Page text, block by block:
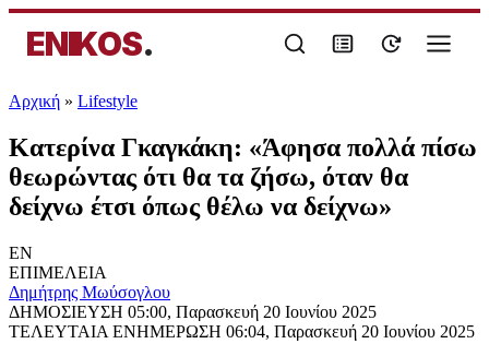
ENIKOS.
Αρχική » Lifestyle
Κατερίνα Γκαγκάκη: «Άφησα πολλά πίσω
θεωρώντας ότι θα τα ζήσω, όταν θα
δείχνω έτσι όπως θέλω να δείχνω»
EN
ΕΠΙΜΕΛΕΙΑ
Δημήτρης Μωύσογλου
ΔΗΜΟΣΙΕΥΣΗ 05:00, Παρασκευή 20 Ιουνίου 2025
ΤΕΛΕΥΤΑΙΑ ΕΝΗΜΕΡΩΣΗ 06:04, Παρασκευή 20 Ιουνίου 2025